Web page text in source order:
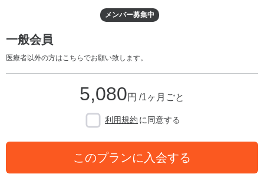
メンバー募集中
一般会員
医療者以外の方はこちらでお願い致します。
5,080円 /1ヶ月ごと
利用規約 に同意する
このプランに入会する